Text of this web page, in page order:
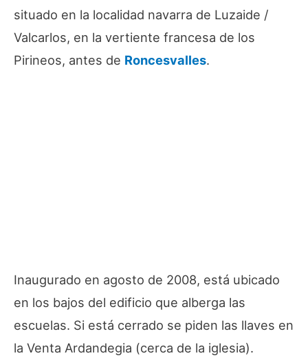
situado en la localidad navarra de Luzaide /
Valcarlos, en la vertiente francesa de los
Pirineos, antes de Roncesvalles.
Inaugurado en agosto de 2008, está ubicado
en los bajos del edificio que alberga las
escuelas. Si está cerrado se piden las llaves en
la Venta Ardandegia (cerca de la iglesia).